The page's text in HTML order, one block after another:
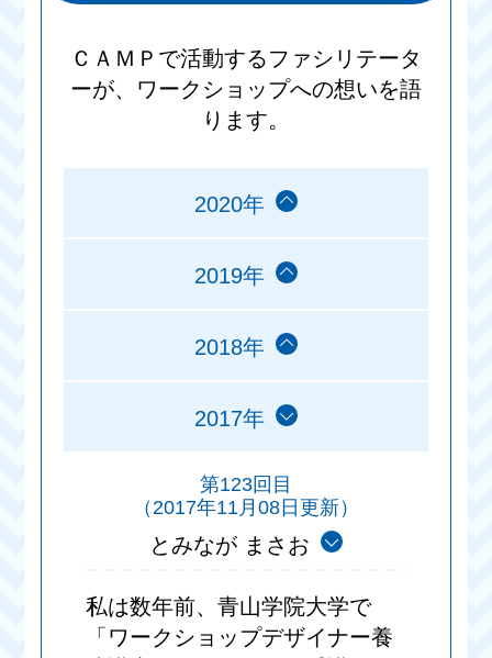
ＣＡＭＰで活動するファシリテータ
ーが、ワークショップへの想いを語
ります。
2020年
2019年
2018年
2017年
第123回目
（2017年11月08日更新）
とみなが まさお
私は数年前、青山学院大学で
「ワークショップデザイナー養